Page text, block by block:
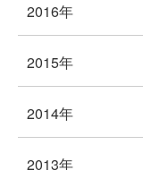
2016年
2015年
2014年
2013年